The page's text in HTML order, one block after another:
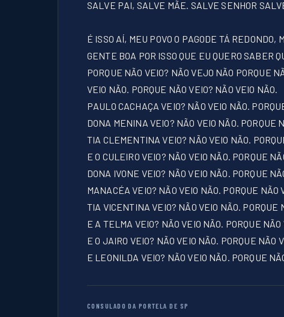
SALVE PAI, SALVE MÃE. SALVE SENHOR
É ISSO AÍ, MEU POVO O PAGODE TÁ
GENTE BOA POR ISSO QUE EU QUERO SABER
PORQUE NÃO VEIO? NÃO VEJO NÃO PORQUE
VEIO NÃO. PORQUE NÃO VEIO? NÃO VEIO NÃO.
PAULO CACHAÇA VEIO? NÃO VEIO NÃO.
DONA MENINA VEIO? NÃO VEIO NÃO. PORQUE
TIA CLEMENTINA VEIO? NÃO VEIO NÃO.
E O CULEIRO VEIO? NÃO VEIO NÃO. PORQUE
DONA IVONE VEIO? NÃO VEIO NÃO. PORQUE
MANACÉA VEIO? NÃO VEIO NÃO. PORQUE NÃO
TIA VICENTINA VEIO? NÃO VEIO NÃO. PORQUE
E A TELMA VEIO? NÃO VEIO NÃO. PORQUE NÃO
E O JAIRO VEIO? NÃO VEIO NÃO. PORQUE NÃO
E LEONILDA VEIO? NÃO VEIO NÃO. PORQUE
CONSULADO DA PORTELA DE SP